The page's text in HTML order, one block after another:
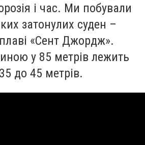
і час. Ми побували
затонулих суден –
«Сент Джордж».
у 85 метрів лежить
до 45 метрів.